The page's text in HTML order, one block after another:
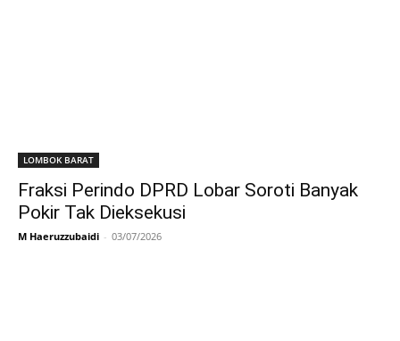
LOMBOK BARAT
Fraksi Perindo DPRD Lobar Soroti Banyak
Pokir Tak Dieksekusi
M Haeruzzubaidi - 03/07/2026